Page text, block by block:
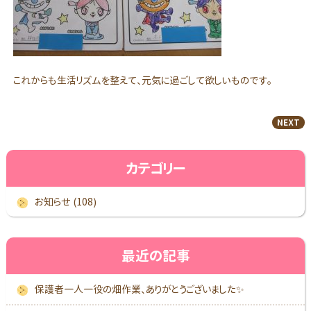
これからも生活リズムを整えて、元気に過ごして欲しいものです。
NEXT
カテゴリー
お知らせ (108)
最近の記事
保護者一人一役の畑作業、ありがとうございました✨